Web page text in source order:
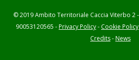
© 2019 Ambito Territoriale Caccia Viterbo 2
90053120565 - Privacy Policy- Cookie Policy
Credits- News